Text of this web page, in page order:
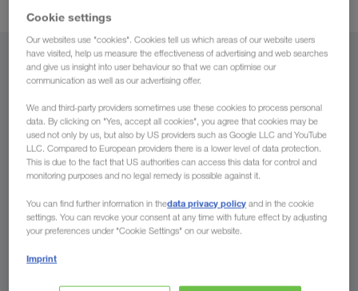
Za
Država
Cookie settings
Our websites use "cookies". Cookies tell us which areas of our website users
have visited, help us measure the effectiveness of advertising and web searches
and give us insight into user behaviour so that we can optimise our
communication as well as our advertising offer.
We and third-party providers sometimes use these cookies to process personal
data. By clicking on "Yes, accept all cookies", you agree that cookies may be
used not only by us, but also by US providers such as Google LLC and YouTube
LLC. Compared to European providers there is a lower level of data protection.
This is due to the fact that US authorities can access this data for control and
monitoring purposes and no legal remedy is possible against it.
You can find further information in thedata privacy policy and in the cookie
settings. You can revoke your consent at any time with future effect by adjusting
your preferences under "Cookie Settings" on our website.
Imprint